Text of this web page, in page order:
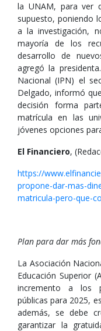
la UNAM, para ver
supuesto, poniendo
a la investigación,
mayoría de los
desarrollo de
agregó la
Nacional (IPN) el
Delgado, informó
decisión forma
matrícula en las
jóvenes opciones
El Financiero,
https://
propone-dar-mas-
matricula-pero-que-
Plan para dar más
La Asociación
Educación Superior
incremento a los
públicas para 2025,
además, se debe
garantizar la